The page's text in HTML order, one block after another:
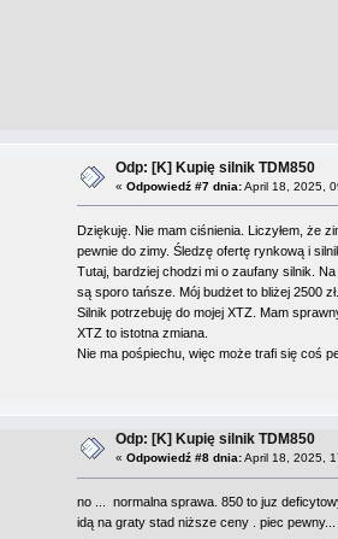
Odp: [K] Kupię silnik TDM850
« Odpowiedź #7 dnia:April 18, 2025,
Dziękuję. Nie mam ciśnienia. Liczyłem, że
pewnie do zimy. Śledzę ofertę rynkową i
Tutaj, bardziej chodzi mi o zaufany silnik.
są sporo tańsze. Mój budżet to bliżej 2500 zł.
Silnik potrzebuję do mojej XTZ. Mam
XTZ to istotna zmiana.
Nie ma pośpiechu, więc może trafi się coś
Odp: [K] Kupię silnik TDM850
« Odpowiedź #8 dnia:April 18, 2025,
no ... normalna sprawa. 850 to juz
idą na graty stad niższe ceny . piec